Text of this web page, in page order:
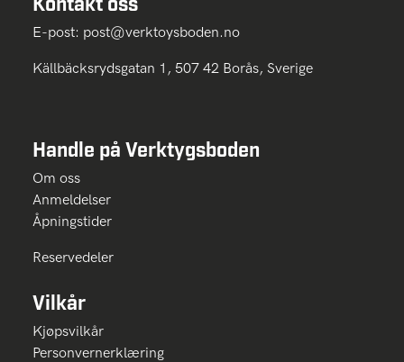
E-post: post@verktoysboden.no
Källbäcksrydsgatan 1, 507 42 Borås, Sverige
Handle på Verktygsboden
Om oss
Anmeldelser
Åpningstider
Reservedeler
Vilkår
Kjøpsvilkår
Personvernerklæring